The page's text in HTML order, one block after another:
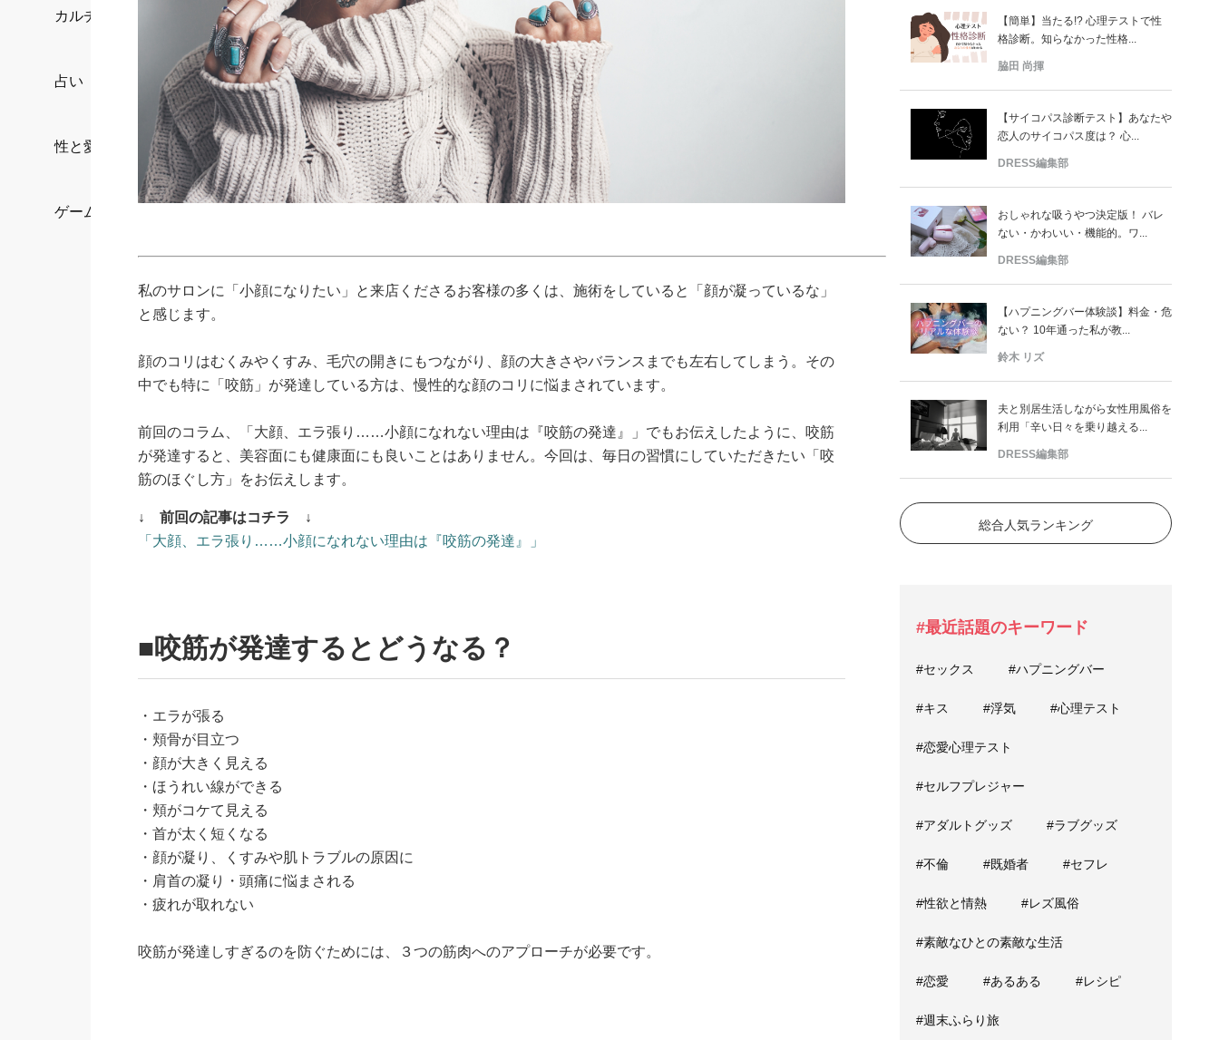
カルチャー/エンタメ
占い
性と愛
ゲーム
私のサロンに「小顔になりたい」と来店くださるお客様の多くは、施術をしていると「顔が凝っているな」
と感じます。
顔のコリはむくみやくすみ、毛穴の開きにもつながり、顔の大きさやバランスまでも左右してしまう。その
中でも特に「咬筋」が発達している方は、慢性的な顔のコリに悩まされています。
前回のコラム、「大顔、エラ張り……小顔になれない理由は『咬筋の発達』」でもお伝えしたように、咬筋
が発達すると、美容面にも健康面にも良いことはありません。今回は、毎日の習慣にしていただきたい「咬
筋のほぐし方」をお伝えします。
↓ 前回の記事はコチラ ↓
「大顔、エラ張り……小顔になれない理由は『咬筋の発達』」
■咬筋が発達するとどうなる？
・エラが張る
・頬骨が目立つ
・顔が大きく見える
・ほうれい線ができる
・頬がコケて見える
・首が太く短くなる
・顔が凝り、くすみや肌トラブルの原因に
・肩首の凝り・頭痛に悩まされる
・疲れが取れない
咬筋が発達しすぎるのを防ぐためには、３つの筋肉へのアプローチが必要です。
【簡単】当たる!? 心理テストで性
格診断。知らなかった性格...
脇田 尚揮
【サイコパス診断テスト】あなたや
恋人のサイコパス度は？ 心...
DRESS編集部
おしゃれな吸うやつ決定版！ バレ
ない・かわいい・機能的。ワ...
DRESS編集部
【ハプニングバー体験談】料金・危
ない？ 10年通った私が教...
鈴木 リズ
夫と別居生活しながら女性用風俗を
利用「辛い日々を乗り越える...
DRESS編集部
総合人気ランキング
#最近話題のキーワード
#セックス #ハプニングバー
#キス #浮気 #心理テスト
#恋愛心理テスト
#セルフプレジャー
#アダルトグッズ #ラブグッズ
#不倫 #既婚者 #セフレ
#性欲と情熱 #レズ風俗
#素敵なひとの素敵な生活
#恋愛 #あるある #レシピ
#週末ふらり旅